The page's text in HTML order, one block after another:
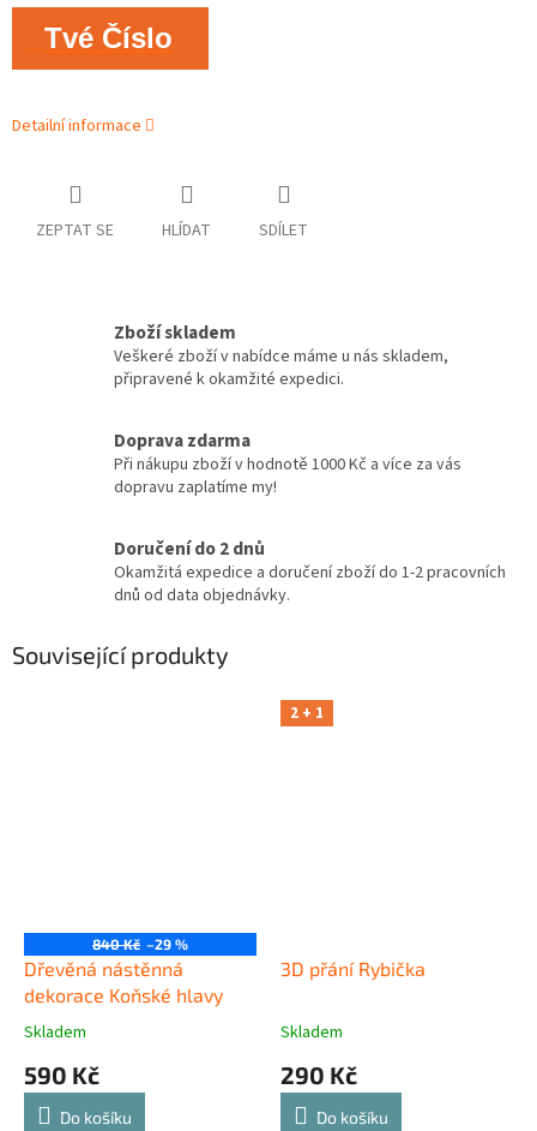
Tvé Číslo
Detailní informace
ZEPTAT SE HLÍDAT SDÍLET
Zboží skladem
Veškeré zboží v nabídce máme u nás skladem,
připravené k okamžité expedici.
Doprava zdarma
Při nákupu zboží v hodnotě 1000 Kč a více za vás
dopravu zaplatíme my!
Doručení do 2 dnů
Okamžitá expedice a doručení zboží do 1-2 pracovních
dnů od data objednávky.
Související produkty
840 Kč –29 %
Dřevěná nástěnná
dekorace Koňské hlavy
Skladem
590 Kč
Do košíku
2 + 1
3D přání Rybička
Skladem
290 Kč
Do košíku